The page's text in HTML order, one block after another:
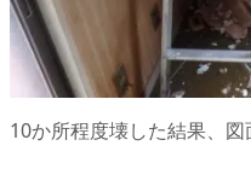
10か所程度壊した結果、図